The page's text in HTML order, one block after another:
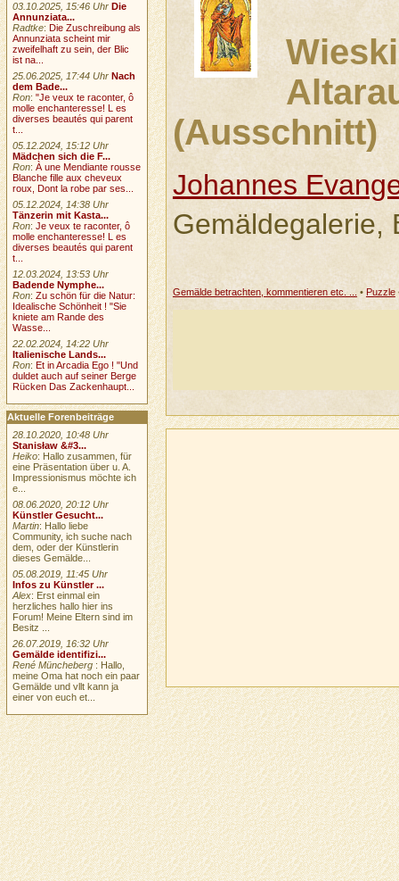
(Ausschnitt)
Johannes
Gemäldegalerie,
Gemälde betrachten, kommentieren etc. ... • Puzzle
03.10.2025, 15:46 Uhr Die
Annunziata...
Radtke: Die Zuschreibung als
Annunziata scheint mir
zweifelhaft zu sein, der Blic
ist na...
25.06.2025, 17:44 Uhr Nach
dem Bade...
Ron:"Je veux te raconter, ô
molle enchanteresse! L es
diverses beautés qui parent
t...
05.12.2024, 15:12 Uhr
Mädchen sich die F...
Ron:À une Mendiante rousse
Blanche fille aux cheveux
roux, Dont la robe par ses...
05.12.2024, 14:38 Uhr
Tänzerin mit Kasta...
Ron:Je veux te raconter, ô
molle enchanteresse! L es
diverses beautés qui parent
t...
12.03.2024, 13:53 Uhr
Badende Nymphe...
Ron:Zu schön für die Natur:
Idealische Schönheit ! "Sie
kniete am Rande des
Wasse...
22.02.2024, 14:22 Uhr
Italienische Lands...
Ron:Et in Arcadia Ego ! "Und
duldet auch auf seiner Berge
Rücken Das Zackenhaupt...
Aktuelle Forenbeiträge
28.10.2020, 10:48 Uhr
Stanisław &#3...
Heiko: Hallo zusammen, für
eine Präsentation über u. A.
Impressionismus möchte ich
e...
08.06.2020, 20:12 Uhr
Künstler Gesucht...
Martin: Hallo liebe
Community, ich suche nach
dem, oder der Künstlerin
dieses Gemälde...
05.08.2019, 11:45 Uhr
Infos zu Künstler ...
Alex: Erst einmal ein
herzliches hallo hier ins
Forum! Meine Eltern sind im
Besitz ...
26.07.2019, 16:32 Uhr
Gemälde identifizi...
René Müncheberg : Hallo,
meine Oma hat noch ein paar
Gemälde und vllt kann ja
einer von euch et...